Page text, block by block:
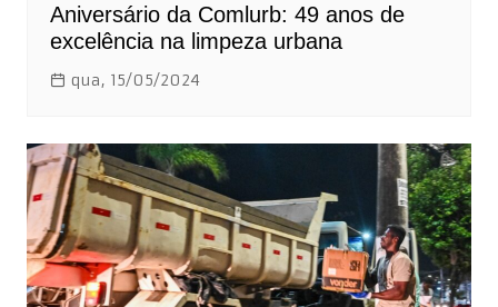
Aniversário da Comlurb: 49 anos de
excelência na limpeza urbana
qua, 15/05/2024